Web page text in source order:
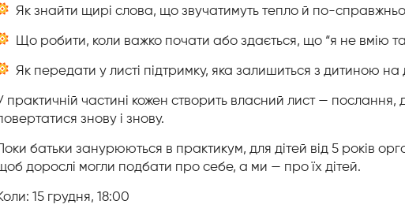
Як знайти щирі слова, що звучатимуть тепло й по-
Що робити, коли важко почати або здається, що “я не вмію
Як передати у листі підтримку, яка залишиться з дитиною на
практичній частині кожен створить власний лист — послання,
знову і знову.
Поки батьки занурюються в практикум, для дітей від 5 років
дорослі могли подбати про себе, а ми — про їх дітей.
15 грудня, 18:00